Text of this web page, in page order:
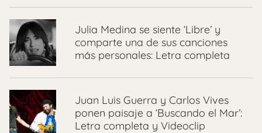
Julia Medina se siente ‘Libre’ y
comparte una de sus canciones
más personales: Letra completa
Juan Luis Guerra y Carlos Vives
ponen paisaje a ‘Buscando el Mar’:
Letra completa y Videoclip